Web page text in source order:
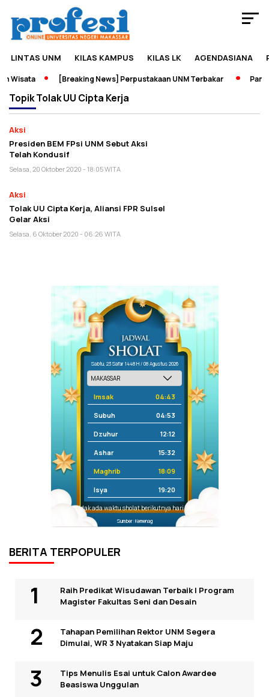
LINTAS UNM KILAS KAMPUS KILAS LK AGENDASIANA
Wisata [Breaking News] Perpustakaan UNM Terbakar
TopikTolak UU Cipta Kerja
Aksi
Presiden BEM FPsi UNM Sebut Aksi
Telah Kondusif
Selasa, 20 Oktober 2020 - 18:05 WITA
Aksi
Tolak UU Cipta Kerja, Aliansi FPR Sulsel
Gelar Aksi
Selasa, 6 Oktober 2020 - 06:26 WITA
Sabtu, 23 Safar 1448 H / 08 Agustus 2026
Imsak 04:43
Subuh 04:53
Dzuhur 12:12
Ashar 15:32
Maghrib 18:09
Isya 19:20
Tidak ada waktu sholat berikutnya hari ini.
Sumber: Kemenag
BERITA TERPOPULER
Raih Predikat Wisudawan Terbaik I Program
Magister Fakultas Seni dan Desain
Tahapan Pemilihan Rektor UNM Segera
Dimulai, WR 3 Nyatakan Siap Maju
Tips Menulis Esai untuk Calon Awardee
Beasiswa Unggulan